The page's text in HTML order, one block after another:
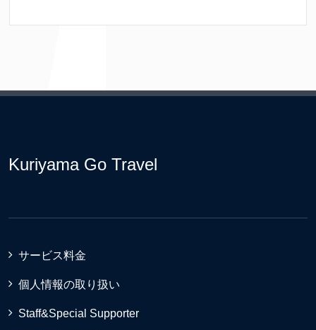
Kuriyama Go Travel
サービス料金
個人情報の取り扱い
Staff&Special Supporter